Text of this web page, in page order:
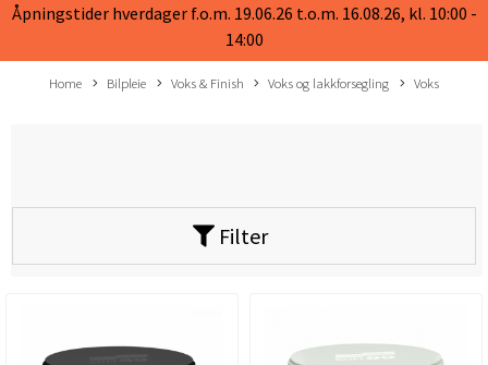
Åpningstider hverdager f.o.m. 19.06.26 t.o.m. 16.08.26, kl. 10:00 -
14:00
Home Bilpleie Voks & Finish Voks og lakkforsegling Voks
Filter